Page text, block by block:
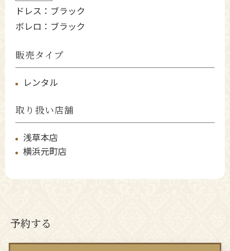
ドレス：ブラック
ボレロ：ブラック
販売タイプ
レンタル
取り扱い店舗
浅草本店
横浜元町店
予約する